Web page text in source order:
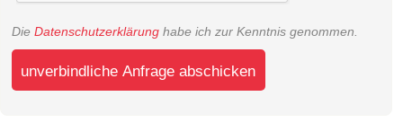
Die Datenschutzerklärung habe ich zur Kenntnis genommen.
unverbindliche Anfrage abschicken